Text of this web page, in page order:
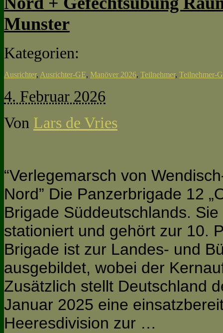
Munster
Kategorien:
Ausrichter, Ausrichter-GE, Manöver 2026, Teilnehmer, Teilnehmer-
4. Februar 2026
Von Lars de Vries
“Verlegemarsch von
Nord” Die Panzerbrigade 12
Brigade Süddeutschlands.
stationiert und gehört zur 10.
Brigade ist zur Landes- und
ausgebildet, wobei der
Zusätzlich stellt Deutschland
Januar 2025 eine
Heeresdivision zur …